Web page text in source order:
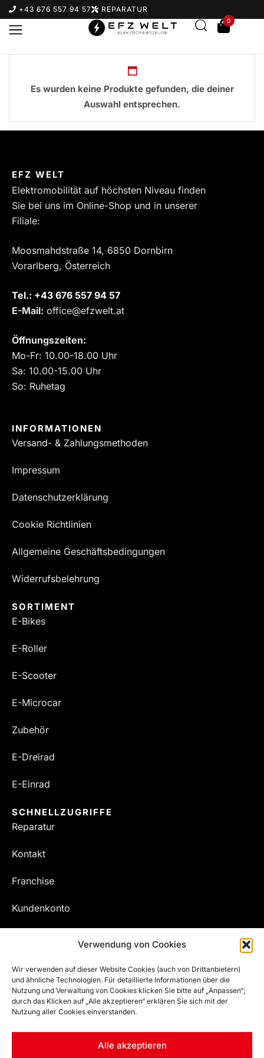
Verwendung von Cookies
Wir verwenden auf dieser Website Cookies (auch von Drittanbietern)
und ähnliche Technologien. Für detaillierte Informationen über die
Nutzung und Verwaltung von Cookies klicken Sie bitte auf „Anpassen“;
durch das Klicken auf „Alle akzeptieren“ erklären Sie sich mit der
Nutzung aller Cookies einverstanden.
Alle akzeptieren
+43 676 557 94 57 REPARATUR
0
Es wurden keine Produkte gefunden, die deiner
Auswahl entsprechen.
EFZ WELT
Elektromobilität auf höchsten Niveau finden
Sie bei uns im Online-Shop und in unserer
Filiale:
Moosmahdstraße 14, 6850 Dornbirn
Vorarlberg, Österreich
Tel.: ‎+43 676 557 94 57
E-Mail: office@efzwelt.at
Öffnungszeiten:
Mo-Fr: 10.00-18.00 Uhr
Sa: 10.00-15.00 Uhr
So: Ruhetag
INFORMATIONEN
Versand- & Zahlungsmethoden
Impressum
Datenschutzerklärung
Cookie Richtlinien
Allgemeine Geschäftsbedingungen
Widerrufsbelehrung
SORTIMENT
E-Bikes
E-Roller
E-Scooter
E-Microcar
Zubehör
E-Dreirad
E-Einrad
SCHNELLZUGRIFFE
Reparatur
Kontakt
Franchise
Kundenkonto